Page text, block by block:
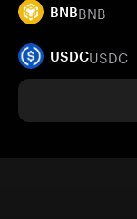
BNBBNB
USDCUSDC